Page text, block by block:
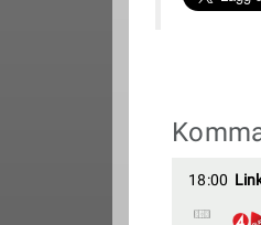
18:00